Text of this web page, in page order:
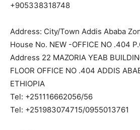
+905338318748
Address: City/Town Addis Ababa
House No. NEW -OFFICE NO .404
Address 22 MAZORIA YEAB
FLOOR OFFICE NO .404 ADDIS
ETHIOPIA
Tel: +251116662056/56
Tel: +251983074715/0955013761